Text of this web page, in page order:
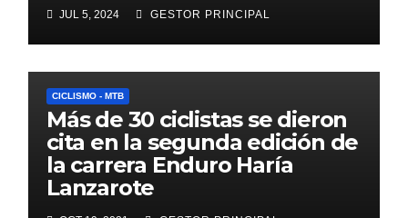
JUL 5, 2024 GESTOR PRINCIPAL
CICLISMO - MTB
Más de 30 ciclistas se dieron
cita en la segunda edición de
la carrera Enduro Haría
Lanzarote